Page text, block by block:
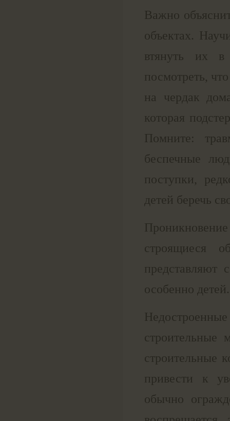
Важно
объектах.
втянуть их
посмотреть,
на чердак
которая
Помните:
беспечные
поступки,
детей беречь
строящиеся
представляют
особенно детей.
строительные
строительные
привести к
обычно